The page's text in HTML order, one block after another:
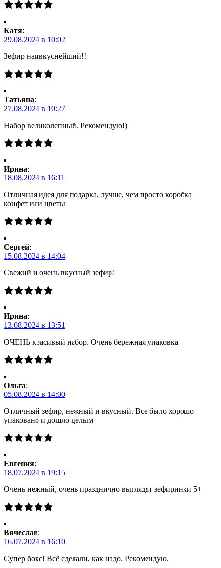
Катя:
29.08.2024 в 10:02
Зефир наивкуснейший!!
Татьяна:
27.08.2024 в 10:27
Набор великолепный. Рекомендую!)
Ирина:
18.08.2024 в 16:11
Отличная идея для подарка, лучше, чем просто коробка
конфет или цветы
Сергей:
15.08.2024 в 14:04
Свежий и очень вкусный зефир!
Ирина:
13.08.2024 в 13:51
ОЧЕНЬ красивый набор. Очень бережная упаковка
Ольга:
05.08.2024 в 14:00
Отличный зефир, нежный и вкусный. Все было хорошо
упаковано и дошло целым
Евгения:
18.07.2024 в 19:15
Очень нежный, очень празднично выглядят зефиринки 5+
Вячеслав:
16.07.2024 в 16:10
Супер бокс! Всё сделали, как надо. Рекомендую.